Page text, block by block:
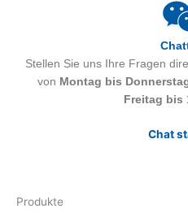
Stellen Sie uns Ihre Fragen
von Montag bis
Freitag bis
Chat
Produkte